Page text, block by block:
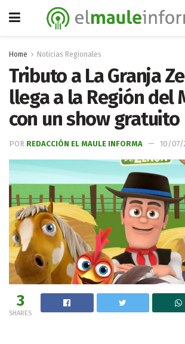
Home Noticias Regionales
Tributo a La Granja
llega a la Región del
con un show gratuito
POR REDACCIÓN EL MAULE INFORMA 10/07/
3
SHARES